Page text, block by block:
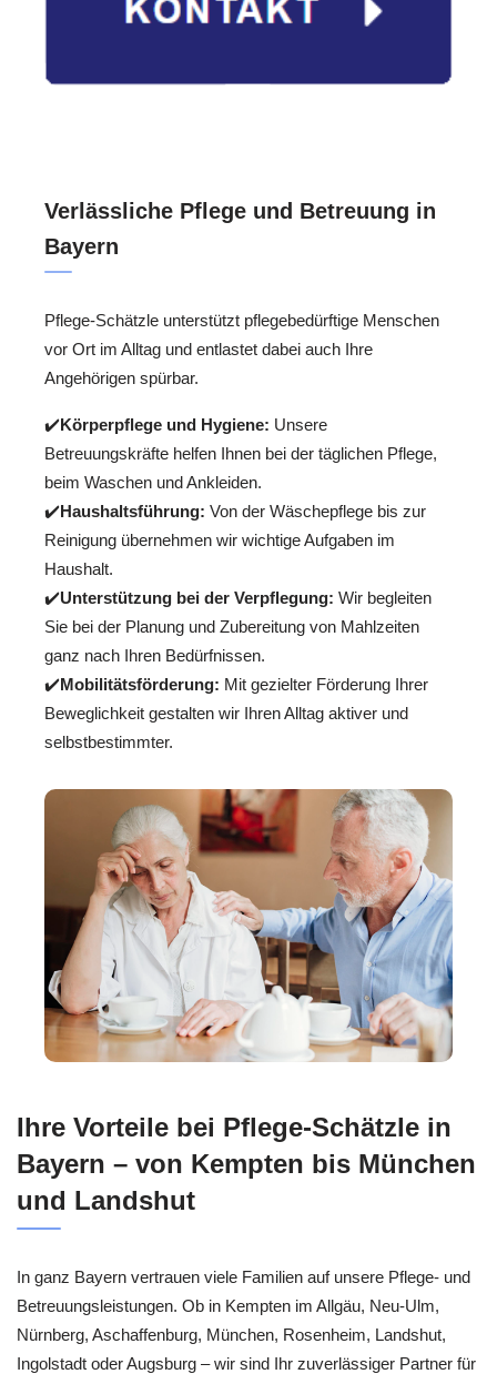
Verlässliche Pflege und Betreuung in
Bayern
Pflege-Schätzle unterstützt pflegebedürftige Menschen
vor Ort im Alltag und entlastet dabei auch Ihre
Angehörigen spürbar.
✔️Körperpflege und Hygiene: Unsere
Betreuungskräfte helfen Ihnen bei der täglichen Pflege,
beim Waschen und Ankleiden.
✔️Haushaltsführung: Von der Wäschepflege bis zur
Reinigung übernehmen wir wichtige Aufgaben im
Haushalt.
✔️Unterstützung bei der Verpflegung: Wir begleiten
Sie bei der Planung und Zubereitung von Mahlzeiten
ganz nach Ihren Bedürfnissen.
✔️Mobilitätsförderung: Mit gezielter Förderung Ihrer
Beweglichkeit gestalten wir Ihren Alltag aktiver und
selbstbestimmter.
Ihre Vorteile bei Pflege-Schätzle in
Bayern – von Kempten bis München
und Landshut
In ganz Bayern vertrauen viele Familien auf unsere Pflege- und
Betreuungsleistungen. Ob in Kempten im Allgäu, Neu-Ulm,
Nürnberg, Aschaffenburg, München, Rosenheim, Landshut,
Ingolstadt oder Augsburg – wir sind Ihr zuverlässiger Partner für